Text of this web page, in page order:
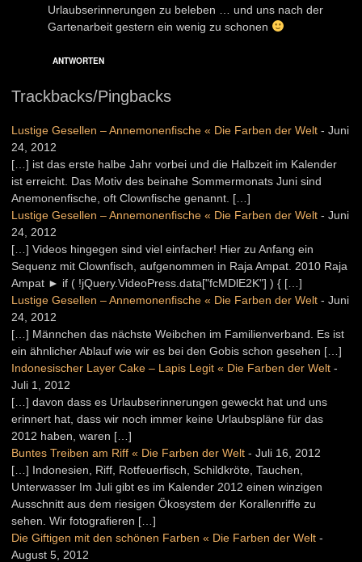
Urlaubserinnerungen zu beleben … und uns nach der
Gartenarbeit gestern ein wenig zu schonen
ANTWORTEN
Trackbacks/Pingbacks
Lustige Gesellen – Annemonenfische « Die Farben der Welt - Juni
24, 2012
[…] ist das erste halbe Jahr vorbei und die Halbzeit im Kalender
ist erreicht. Das Motiv des beinahe Sommermonats Juni sind
Anemonenfische, oft Clownfische genannt. […]
Lustige Gesellen – Annemonenfische « Die Farben der Welt - Juni
24, 2012
[…] Videos hingegen sind viel einfacher! Hier zu Anfang ein
Sequenz mit Clownfisch, aufgenommen in Raja Ampat. 2010 Raja
Ampat ► if ( !jQuery.VideoPress.data["fcMDlE2K"] ) { […]
Lustige Gesellen – Annemonenfische « Die Farben der Welt - Juni
24, 2012
[…] Männchen das nächste Weibchen im Familienverband. Es ist
ein ähnlicher Ablauf wie wir es bei den Gobis schon gesehen […]
Indonesischer Layer Cake – Lapis Legit « Die Farben der Welt -
Juli 1, 2012
[…] davon dass es Urlaubserinnerungen geweckt hat und uns
erinnert hat, dass wir noch immer keine Urlaubspläne für das
2012 haben, waren […]
Buntes Treiben am Riff « Die Farben der Welt - Juli 16, 2012
[…] Indonesien, Riff, Rotfeuerfisch, Schildkröte, Tauchen,
Unterwasser Im Juli gibt es im Kalender 2012 einen winzigen
Ausschnitt aus dem riesigen Ökosystem der Korallenriffe zu
sehen. Wir fotografieren […]
Die Giftigen mit den schönen Farben « Die Farben der Welt -
August 5, 2012